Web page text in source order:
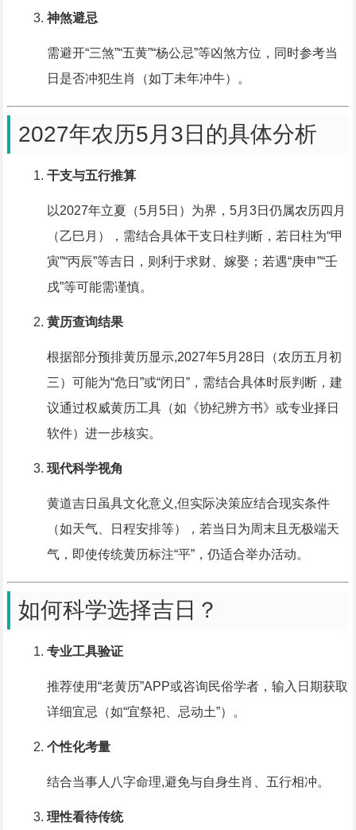
神煞避忌
需避开“三煞”“五黄”“杨公忌”等凶煞方位，同时参考当
日是否冲犯生肖（如丁未年冲牛）。
2027年农历5月3日的具体分析
干支与五行推算
以2027年立夏（5月5日）为界，5月3日仍属农历四月
（乙巳月），需结合具体干支日柱判断，若日柱为“甲
寅”“丙辰”等吉日，则利于求财、嫁娶；若遇“庚申”“壬
戌”等可能需谨慎。
黄历查询结果
根据部分预排黄历显示,2027年5月28日（农历五月初
三）可能为“危日”或“闭日”，需结合具体时辰判断，建
议通过权威黄历工具（如《协纪辨方书》或专业择日
软件）进一步核实。
现代科学视角
黄道吉日虽具文化意义,但实际决策应结合现实条件
（如天气、日程安排等），若当日为周末且无极端天
气，即使传统黄历标注“平”，仍适合举办活动。
如何科学选择吉日？
专业工具验证
推荐使用“老黄历”APP或咨询民俗学者，输入日期获取
详细宜忌（如“宜祭祀、忌动土”）。
个性化考量
结合当事人八字命理,避免与自身生肖、五行相冲。
理性看待传统